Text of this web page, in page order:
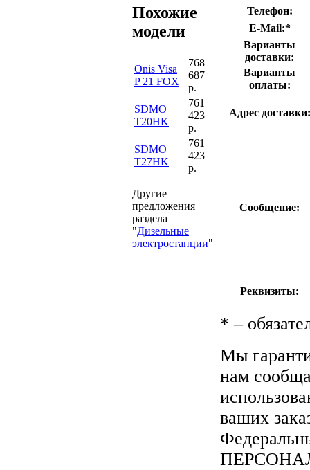
Похожие
модели
Onis Visa
P 21 FOX
768
687
р.
SDMO
T20HK
761
423
р.
SDMO
T27HK
761
423
р.
Другие
предложения
раздела
"Дизельные
электростанции"
Телефон:
E-Mail:*
Варианты
доставки:
Варианты
оплаты:
Адрес доставки:
Сообщение:
Реквизиты:
* –
Мы
нам
ваших